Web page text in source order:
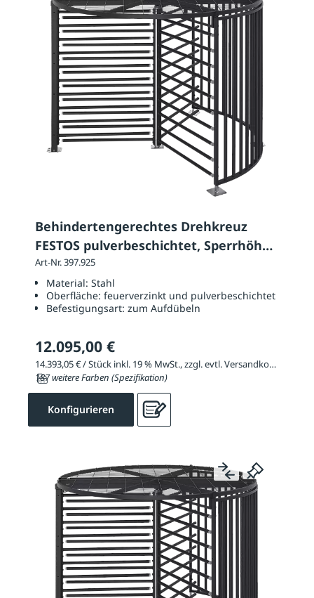
Behindertengerechtes Drehkreuz
FESTOS pulverbeschichtet, Sperrhöhe
2320 mm
Art-Nr. 397.925
Material: Stahl
Oberfläche: feuerverzinkt und pulverbeschichtet
Befestigungsart: zum Aufdübeln
12.095,00 €
14.393,05 € / Stück inkl. 19 % MwSt., zzgl. evtl. Versandkosten
187 weitere Farben (Spezifikation)
Konfigurieren